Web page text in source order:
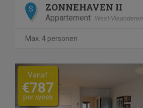
S ZONNEHAVEN II
Appartement West-Vlaanderen
Max. 4 personen
Previous
Vanaf
€787
per week